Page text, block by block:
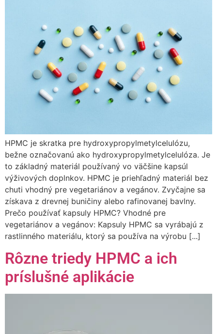
HPMC je skratka pre hydroxypropylmetylcelulózu,
bežne označovanú ako hydroxypropylmetylcelulóza. Je
to základný materiál používaný vo väčšine kapsúl
výživových doplnkov. HPMC je priehľadný materiál bez
chuti vhodný pre vegetariánov a vegánov. Zvyčajne sa
získava z drevnej buničiny alebo rafinovanej bavlny.
Prečo používať kapsuly HPMC? Vhodné pre
vegetariánov a vegánov: Kapsuly HPMC sa vyrábajú z
rastlinného materiálu, ktorý sa používa na výrobu [...]
Rôzne triedy HPMC a ich
príslušné aplikácie